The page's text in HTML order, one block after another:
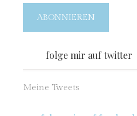
ABONNIEREN
folge mir auf twitter
Meine Tweets